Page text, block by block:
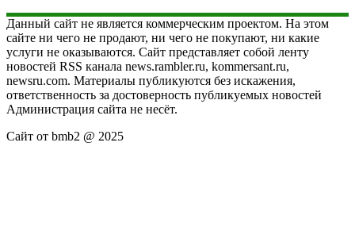
Данный сайт не является коммерческим проектом. На этом
сайте ни чего не продают, ни чего не покупают, ни какие
услуги не оказываются. Сайт представляет собой ленту
новостей RSS канала news.rambler.ru, kommersant.ru,
newsru.com. Материалы публикуются без искажения,
ответственность за достоверность публикуемых новостей
Администрация сайта не несёт.
Сайт от bmb2 @ 2025